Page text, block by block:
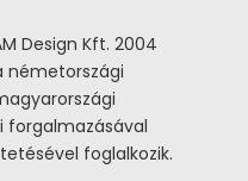
Design Kft. 2004
németországi
forgalmazásával
foglalkozik.